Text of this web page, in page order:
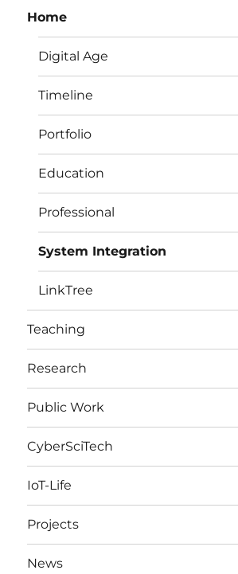
Home
Digital Age
Timeline
Portfolio
Education
Professional
System Integration
LinkTree
Teaching
Research
Public Work
CyberSciTech
IoT-Life
Projects
News